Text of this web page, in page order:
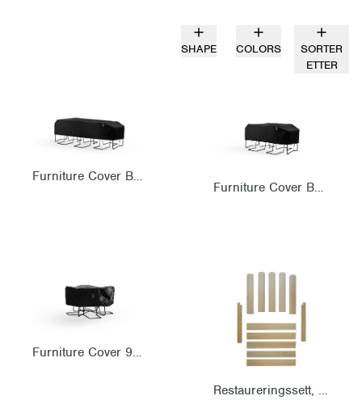
SHAPE COLORS
SORTER
ETTER
Furniture Cover B31 230 incl 6pcs chairs
Furniture Cover B31 170 incl 4pcs chairs
Furniture Cover 9A 100/120 incl chairs
Restaureringssett, Lenestol A2, seteplate 50 cm